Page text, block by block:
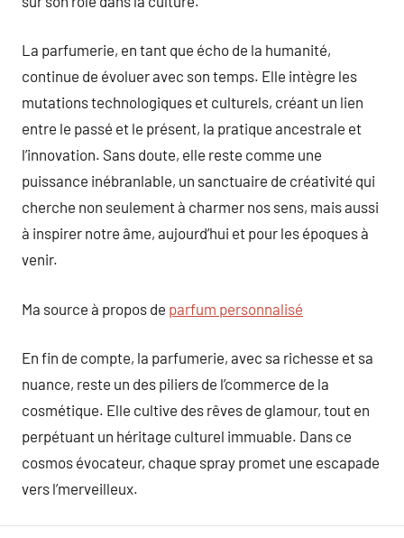
La parfumerie, en tant que écho de la humanité,
continue de évoluer avec son temps. Elle intègre les
mutations technologiques et culturels, créant un lien
entre le passé et le présent, la pratique ancestrale et
l’innovation. Sans doute, elle reste comme une
puissance inébranlable, un sanctuaire de créativité qui
cherche non seulement à charmer nos sens, mais aussi
à inspirer notre âme, aujourd’hui et pour les époques à
venir.
Ma source à propos de parfum personnalisé
En fin de compte, la parfumerie, avec sa richesse et sa
nuance, reste un des piliers de l’commerce de la
cosmétique. Elle cultive des rêves de glamour, tout en
perpétuant un héritage culturel immuable. Dans ce
cosmos évocateur, chaque spray promet une escapade
vers l’merveilleux.